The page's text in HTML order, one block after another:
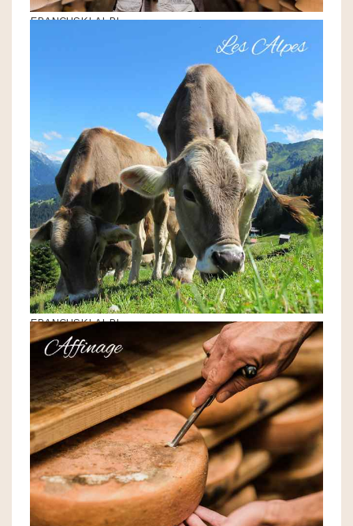
FRANCUSKI ALPI
FRANCUSKI ALPI